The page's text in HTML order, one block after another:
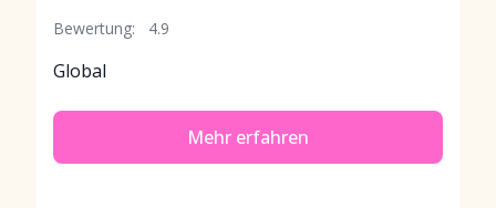
Bewertung:
4.9
Global
Mehr erfahren